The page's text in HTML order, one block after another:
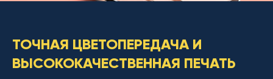
ТОЧНАЯ ЦВЕТОПЕРЕДАЧА И
ВЫСОКОКАЧЕСТВЕННАЯ ПЕЧАТЬ